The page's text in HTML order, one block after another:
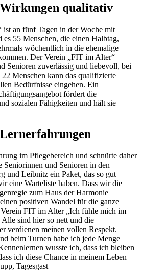
qualitativ
ist an fünf Tagen in der Woche mit
55 Menschen, die einen Halbtag,
wöchentlich in die ehemalige
Der Verein „FIT im Alter“
Senioren zuverlässig und liebevoll, bei
Menschen kann das qualifizierte
Bedürfnisse eingehen. Ein
fördert die
sozialen Fähigkeiten und hält sie
im Pflegebereich und schnürte daher
Seniorinnen und Senioren in den
und Leibnitz ein Paket, das so gut
eine Warteliste haben. Dass wir die
zum Haus der Harmonie
positiven Wandel für die ganze
FIT im Alter „Ich fühle mich im
sind hier so nett und die
verdienen meinen vollen Respekt.
beim Turnen habe ich jede Menge
wusste ich, dass ich bleiben
ich diese Chance in meinem Leben
Tagesgast